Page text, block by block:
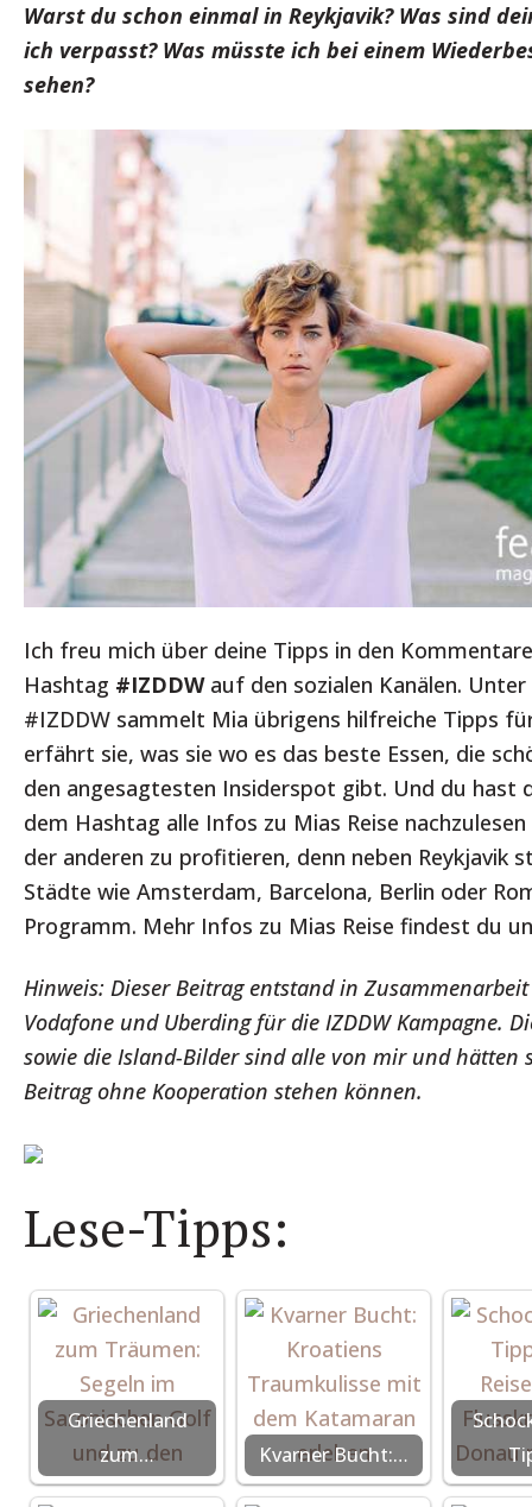
Warst du schon einmal in Reykjavik? Was sind
ich verpasst? Was müsste ich bei einem
sehen?
Ich freu mich über deine Tipps in den
Hashtag #IZDDWauf den sozialen Kanälen.
#IZDDW sammelt Mia übrigens hilfreiche Tipps
erfährt sie, was sie wo es das beste Essen, die
den angesagtesten Insiderspot gibt. Und du hast
dem Hashtag alle Infos zu Mias Reise
der anderen zu profitieren, denn neben Reykjavik
Städte wie Amsterdam, Barcelona, Berlin oder
Programm. Mehr Infos zu Mias Reise findest du
Hinweis: Dieser Beitrag entstand in
Vodafone und Uberding für die IZDDW Kampagne.
sowie die Island-Bilder sind alle von mir und hätten
Beitrag ohne Kooperation stehen können.
Lese-Tipps:
Griechenland
zum…
Kvarner Bucht:…